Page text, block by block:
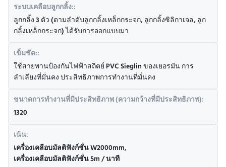
ระบบเคลือบลูกกลิ้ง::
ลูกกลิ้ง 3 ตัว (ตามลำดับลูกกลิ้งเหล็กกระจก, ลูกกลิ้งซิลิกาเจล, ลูก
กลิ้งเหล็กกระจก) ได้รับการออกแบบมา
เข็มขัด::
ใช้สายพานป้องกันไฟฟ้าสถิตย์ PVC Sieglin ของเยอรมัน การ
ลำเลียงที่มั่นคง ประสิทธิภาพการทำงานที่มั่นคง
ขนาดการทำงานที่มีประสิทธิภาพ (ความกว้างที่มีประสิทธิภาพ):
1320
เน้น:
เครื่องเคลือบมัลติฟังก์ชั่น W2000mm,
เครื่องเคลือบมัลติฟังก์ชั่น 5m / นาที